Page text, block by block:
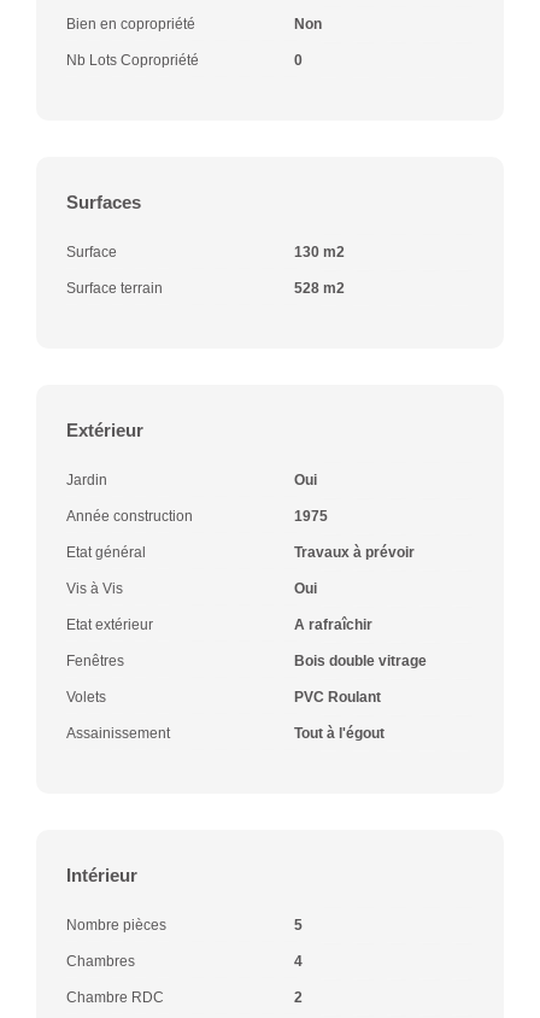
Bien en copropriété Non
Nb Lots Copropriété 0
Surfaces
Surface 130 m2
Surface terrain 528 m2
Extérieur
Jardin Oui
Année construction 1975
Etat général Travaux à prévoir
Vis à Vis Oui
Etat extérieur A rafraîchir
Fenêtres Bois double vitrage
Volets PVC Roulant
Assainissement Tout à l'égout
Intérieur
Nombre pièces 5
Chambres 4
Chambre RDC 2